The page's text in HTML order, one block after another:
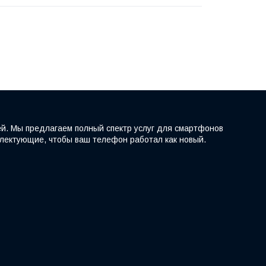
Мы предлагаем полный спектр услуг для смартфонов
чтобы ваш телефон работал как новый.